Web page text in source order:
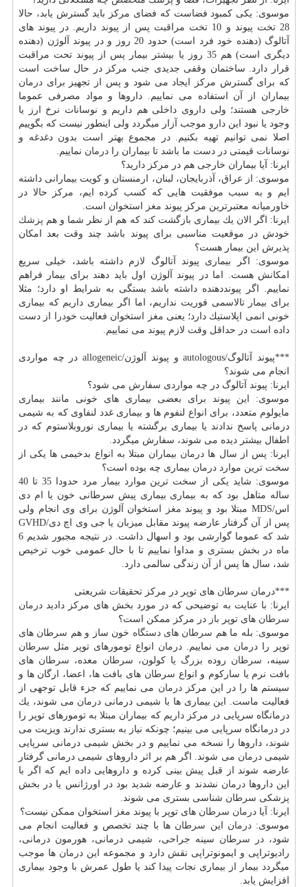
موسوی: یكی كمبود فضاست كه فضای مركز باید گسترش یابد، حالا
28 تخت پیوند و 10 تخت مراقبت پس از پیوند داریم. در پیوند های
آتالوگ (دهنده خود فرد است) حدود 20 روز و در پیوند آلوژن (دهنده
دیگری است) هم 35 روز یا بیشتر بیمار پس از پیوند تحت مراقبت
قرار دارد. ساختمان وقفی جدیدی جنب مركز در حال ساخت است
كه برای گسترش مركز ایجاد می شود و پس از تجهیز برای درمان
بیماران از آن استفاده می نماییم. داروها و مواد مصرفی عموما
خارجی هستند؛ ولی داروی داخلی هم داریم و نوسانات نرخ ارز یا
وجود یا نبود این دارو موجب آزار میگردد ولی اینطور نیست كه بگوییم
اصلا نمی توانیم تهیه بكنیم. در مجموع بهتر است بدون دغدغه و
نوسانات قیمتی در دست ما باشد تا بیماران را درمان نماییم.
ایرنا: آیا بیماران خارجی هم در مركز دارید؟
موسوی: از عراق، آذربایجان، لبنان، ارمنستان و كویت بیمارانی داشته
ایم و به سبب موفقیت هایی كه كسب كرده ایم، مركز حالا در
خاورمیانه معتبرترین مركز پیوند مغز
استخوان است.
ایرنا: اگر الان یك بیماری بازگشت كند كه هم از نظر شما و هم پزشك
خودش در موقعیت مناسبی برای پیوند باشد چند وقت بعد امكان
پذیرش این بیمار هست؟
موسوی: اگر بیماری پیوند آتالوگ لازم داشته باشد، خیلی سریع
امكانش هست. اما در پیوند آلوژن اول باید دهند برای بیمار فراهم
نماییم. اگر پیونددهنده داشته باشد بستگی به شرایط او دارد؛ مثلا
برای بیمار تالاسمی فوریت نداریم، اما اگر بیماری داریم كه بیماری
خونی انمی اپلاستیك دارد؛ یعنی مغز
استخوان فعالیت خودرا از دست
داده است در حداقل وقت لازم پیوند می نماییم.
***پیوند آتالوگ/autologous و پیوند آلوژن/allogeneic در چه مواردی
انجام می شوند؟
ایرنا: پیوند آتالوگ در چه مواردی سفارش می شود؟
موسوی: این پیوند برای بعضی بیماری های خونی مانند بیماری
مایولوم متعدد، برای انواع لنفوم ها و بیماری غدد لنفاوی كه به شیمی
درمانی پاسخ ندادند یا بیماری برگشته یا بیماری نوروبلاستوم كه در
اطفال بیشتر دیده می شوند، سفارش میگردد.
ایرنا: پس از سال ها درمان بیماران مبتلا به انواع بدخیمی ها یكی از
سخت ترین موارد درمان بیماری چه بوده است؟
موسوی: شاید یكی از سخت ترین موارد بیمار مرد حدودا 35 تا 40
ساله متاهل بود كه به بیماری بیماری پیش سرطانی خون یا ام دی
اس/MDS مبتلا بود و پیوند
مغز
استخوان آلوژن برای وی انجام ولی
پس از آن گرفتار عارضه پیوند مقابل میزبان یا جی وی اچ دی/GVHD
شد كه عموما گوارشی بود و اسهال داشت. در نتیجه مجبور شدیم 6
ماه در بخش بستری و مداوا نماییم تا با حال عمومی خوب ترخیص
شد، سال ها پس از آن زندگی سالمی دارد.
***درمان سرطان های توپر در مركز تحقیقات شریعتی
ایرنا: با عنایت به توضیحی كه در مورد بخش های مركز دادید درمان
سرطان های توپر باز در مركز ممكن است؟
موسوی: بله ما هم سرطان هایدستگاه خون ساز و هم سرطان های
توپر را درمان می نماییم. درمان انواع تومورهای توپر مثل سرطان
سینه، سرطان روده بزرگ یا كولون، سرطان معده، سرطان های
بافت نرم یا ساركوم و انواع سرطان های بافت ها، اعضا، ارگان ها و
سیستم ها را در این مركزدرمان می نماییم كه جزء قابل توجهی از
فعالیت ماست. این بیماری ها با شیمی درمانی درمان می شوند، یك
درمانگاه سرپایی در مركز داریم كه بیماران مبتلا به تومورهای توپر را
در درمانگاه سرپایی می بینیم؛ چونكه نیاز به بستری ندارند ویزیت می
شوند، داروها را نسخه می نماییم و در بخش شیمی درمانی سرپایی
شیمیدرمان می شوند. اگر هم بر اثر داروهای شیمی درمانی گرفتار
عارضه شوند از قبل پیش بینی كرده و داروهایی داده ایم كه اگر با
این داروهادرمان نشدند و عارضه شدید بود در اورژانس یا در بخش
پزشكی سرطان شناسی بستری می شوند.
ایرنا: آیا درمان سرطان های توپر با پیوند مغز
استخوان ممكن نیست؟
موسوی:درمان این سرطان ها با چند تخصص و فعالیت انجام می
شود، در سرطان سینه جراحی، شیمی درمانی، هورمون درمانی،
رادیوتراپی و ایمونوتراپی نقش دارد و مجموعه این درمان ها موجب
میگردد بیمار از بیماری نجات پیدا كند یا طول عمرش با وجود بیماری
افزایش یابد.